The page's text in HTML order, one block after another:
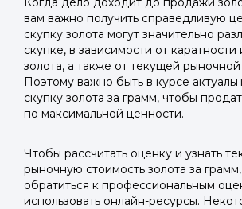
вам важно получить справедливую
скупку золота могут значительно
скупке, в зависимости от каратности
золота, а также от текущей рыночной
Поэтому важно быть в курсе
скупку золота за грамм, чтобы
по максимальной ценности.
Чтобы рассчитать оценку и узнать
рыночную стоимость золота за
обратиться к профессиональным
использовать онлайн-ресурсы.